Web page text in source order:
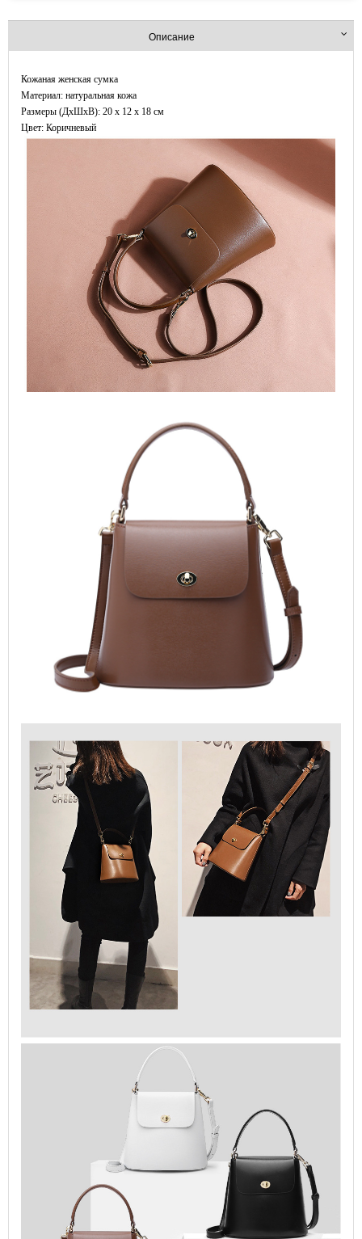
Описание
Кожаная женская сумка
Материал: натуральная кожа
Размеры (ДxШхВ): 20 x 12 x 18 см
Цвет: Коричневый